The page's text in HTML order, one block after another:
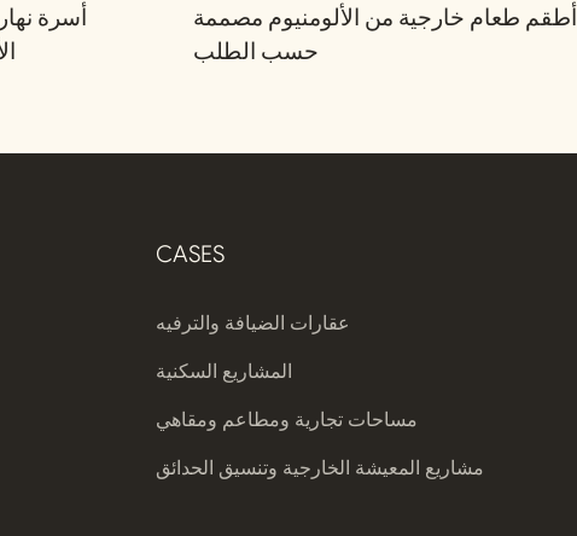
أسرة
أطقم طعام خارجية من الألومنيوم مصممة
حسب الطلب
CASES
عقارات الضيافة والترفيه
المشاريع السكنية
مساحات تجارية ومطاعم ومقاهي
مشاريع المعيشة الخارجية وتنسيق الحدائق